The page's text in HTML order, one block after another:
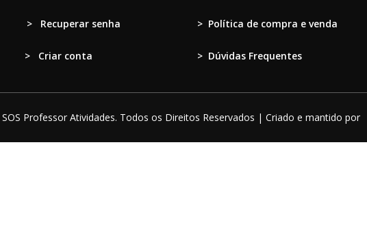
> Recuperar senha
> Criar conta
> Política de compra e venda
> Dúvidas Frequentes
Professor Atividades. Todos os Direitos Reservados | Criado e mantido por